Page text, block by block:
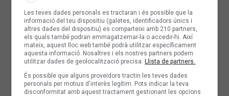
Les teves dades personals es tractaran i és possible que la
informació del teu dispositiu (galetes, identificadors únics i
altres dades del dispositiu) es comparteixi amb 210 partners,
els quals també podran emmagatzemar-la o accedir-hi. Així
mateix, aquest lloc web també podrà utilitzar específicament
aquesta informació. Nosaltres i els nostres partners podem
utilitzar dades de geolocalització precisa. Llista de partners.
És possible que alguns proveïdors tractin les teves dades
personals per motius d'interès legítim. Pots indicar la teva
disconformitat amb aquest tractament gestionant les opcions